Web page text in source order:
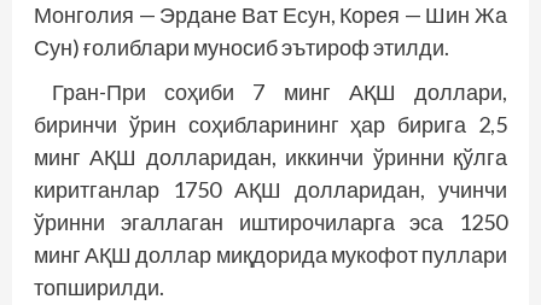
Монголия — Эрдане Ват Есун, Корея — Шин Жа
Сун) ғолиблари муносиб эътироф этилди.
Гран-При соҳиби 7 минг АҚШ доллари,
биринчи ўрин соҳибларининг ҳар бирига 2,5
минг АҚШ долларидан, иккинчи ўринни қўлга
киритганлар 1750 АҚШ долларидан, учинчи
ўринни эгаллаган иштирочиларга эса 1250
минг АҚШ доллар миқдорида мукофот пуллари
топширилди.